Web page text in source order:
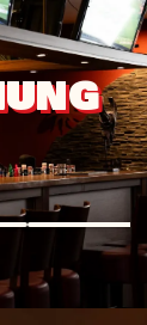
Volle Bar